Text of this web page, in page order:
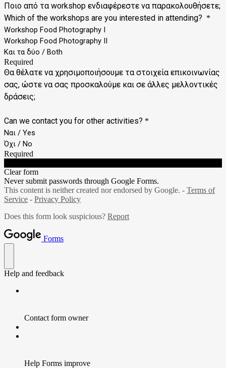
Ποιo από τα workshop ενδιαφέρεστε να παρακολουθήσετε;
Which of the workshops are you interested in attending? *
Workshop Food Photography Ι
Workshop Food Photography II
Και τα δύο / Both
Required
Θα θέλατε να χρησιμοποιήσουμε τα στοιχεία επικοινωνίας
σας, ώστε να σας προσκαλούμε και σε άλλες μελλοντικές
δράσεις;
Can we contact you for other activities? *
Ναι / Yes
Όχι / No
Required
Clear form
Never submit passwords through Google Forms.
This content is neither created nor endorsed by Google. - Terms of
Service - Privacy Policy
Does this form look suspicious? Report
Forms
Help and feedback
Contact form owner
Help Forms improve